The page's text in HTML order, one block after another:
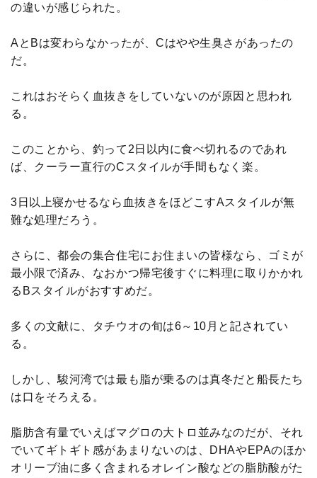
の違いが感じられた。
AとBは変わらなかったが、Cはやや生臭さがあったの
だ。
これはおそらく血抜きをしていないのが原因と思われ
る。
このことから、釣って2日以内に食べ切れるのであれ
ば、クーラー直行のCスタイルが手間もなく楽。
3日以上寝かせるなら血抜きをほどこすAスタイルが無
難な処理だろう。
さらに、都会の集合住宅にお住まいの皆様なら、ゴミが
最小限で済み、なおかつ帰宅後すぐに料理に取りかかれ
るBスタイルがおすすめだ。
多くの文献に、タチウオの旬は6～10月と記されてい
る。
しかし、駿河湾では最も脂が乗るのは真冬だと船長たち
は口をそろえる。
脂肪含有量でいえばマグロの大トロ並みなのだが、それ
でいてギトギト感があまりないのは、DHAやEPAのほか
オリーブ油に多く含まれるオレイン酸などの脂肪酸がた